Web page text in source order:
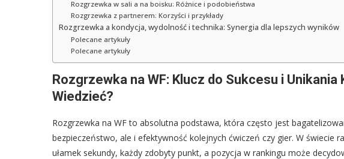
Rozgrzewka w sali a na boisku: Różnice i podobieństwa
Rozgrzewka z partnerem: Korzyści i przykłady
Rozgrzewka a kondycja, wydolność i technika: Synergia dla lepszych wyników
Polecane artykuły
Polecane artykuły
Rozgrzewka na WF: Klucz do Sukcesu i
Wiedzieć?
Rozgrzewka na WF to absolutna podstawa, która często jest
bezpieczeństwo, ale i efektywność kolejnych ćwiczeń czy gier. W świecie
ułamek sekundy, każdy zdobyty punkt, a pozycja w rankingu może